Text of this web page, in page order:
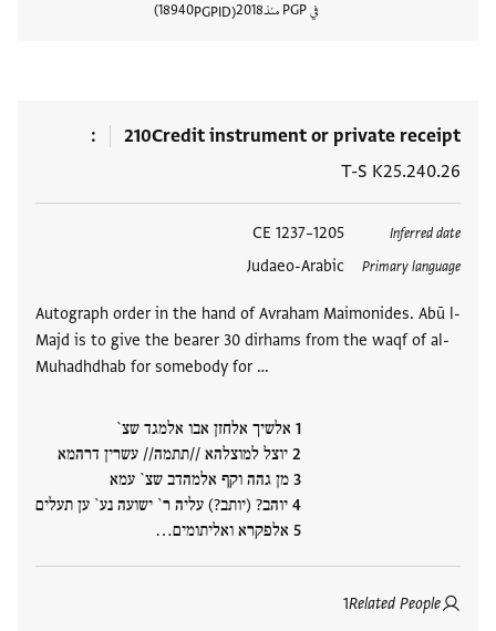
في PGP منذ 2018
PGPID
18940
210Credit instrument or private receipt
T-S K25.240.26
Inferred date
1205–1237 CE
Primary language
Judaeo-Arabic
Autograph order in the hand of Avraham Maimonides. Abū l-
Majd is to give the bearer 30 dirhams from the waqf of al-
Muhadhdhab for somebody for …
אלשיך אלחזן אבו אלמגד שצ`
יוצל למוצלהא //תתמה// עשרין דרהמא
מן גהה וקף אלמהדב שצ` עמא
יוהב? (יותב?) עליה ר` ישועה נע` ען תעלים
אלפקרא ואליתומים…
Related People
1
العلامات